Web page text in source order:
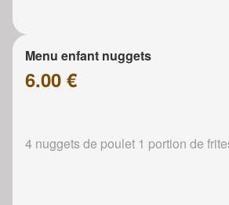
Menu enfant nuggets
6.00 €
4 nuggets de poulet 1 portion de